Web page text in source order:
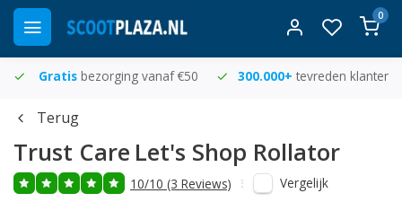
0
Gratis bezorging vanaf €50 300.000+ tevreden klanten
Terug
Trust Care Let's Shop Rollator
10/10 (3 Reviews) Vergelijk